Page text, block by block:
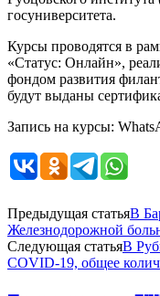
госуниверситета.
Курсы проводятся в
«Статус: Онлайн»,
фондом развития
будут выданы
Запись на курсы:
Предыдущая статьяВ
Железнодорожной
Следующая статьяВ
COVID-19, общее